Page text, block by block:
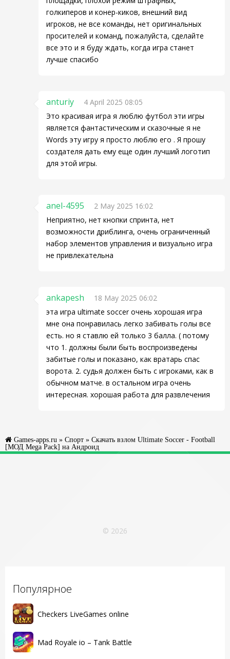
Популярное
Checkers LiveGames online
Mad Royale io – Tank Battle
голкиперов и конер-киков, внешний вид
игроков, не все команды, нет оригинальных
просителей и команд, пожалуйста, сделайте
все это и я буду ждать, когда игра станет
лучше спасибо
anturiy
4 April 2025 08:05
Это красивая игра я люблю футбол эти игры
является фантастическим и сказочные я не
Words эту игру я просто люблю его . Я прошу
создателя дать ему еще один лучший логотип
для этой игры.
anel-4595
2 May 2025 16:02
Неприятно, нет кнопки спринта, нет
возможности дриблинга, очень ограниченный
набор элементов управления и визуально игра
не привлекательна
ankapesh
18 May 2025 06:02
эта игра ultimate soccer очень хорошая игра
мне она понравилась легко забивать голы все
есть. но я ставлю ей только 3 балла. ( потому
что 1. должны были быть воспроизведены
забитые голы и показано, как вратарь спас
ворота. 2. судья должен быть с игроками, как в
обычном матче. в остальном игра очень
интересная. хорошая работа для развлечения
Games-apps.ru » Спорт » Скачать взлом Ultimate Soccer - Football
[МОД Mega Pack] на Андроид
© 2026